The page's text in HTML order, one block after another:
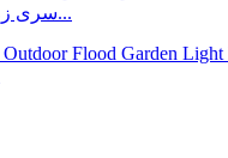
Solar Light–BR سری زمین های ضد آب در فضای باز...